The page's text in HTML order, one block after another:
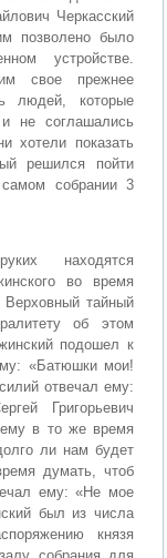
Черкасский
позволено было
устройстве.
свое прежнее
людей, которые
не соглашались
хотели показать
решился пойти
собрании 3
находятся
во время
тайный
об этом
подошел к
«Батюшки мои!
отвечал ему:
Григорьевич
ему в то же время
ли нам будет
думать, чтоб
ему: «Не мое
был из числа
князя